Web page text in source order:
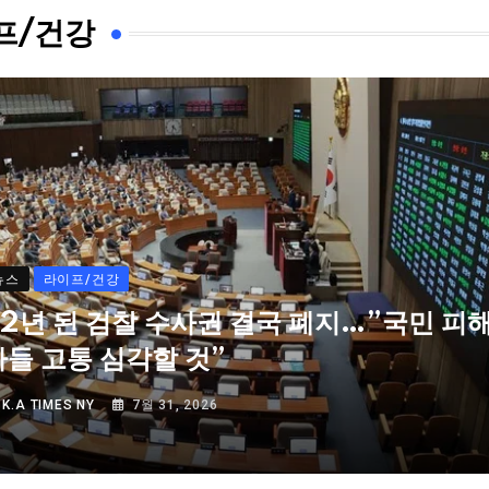
/건강
스 라이프/건강
년 된 검찰 수사권 결국 폐지…”국민 피
들 고통 심각할 것”
K.A TIMES NY 7월 31, 2026